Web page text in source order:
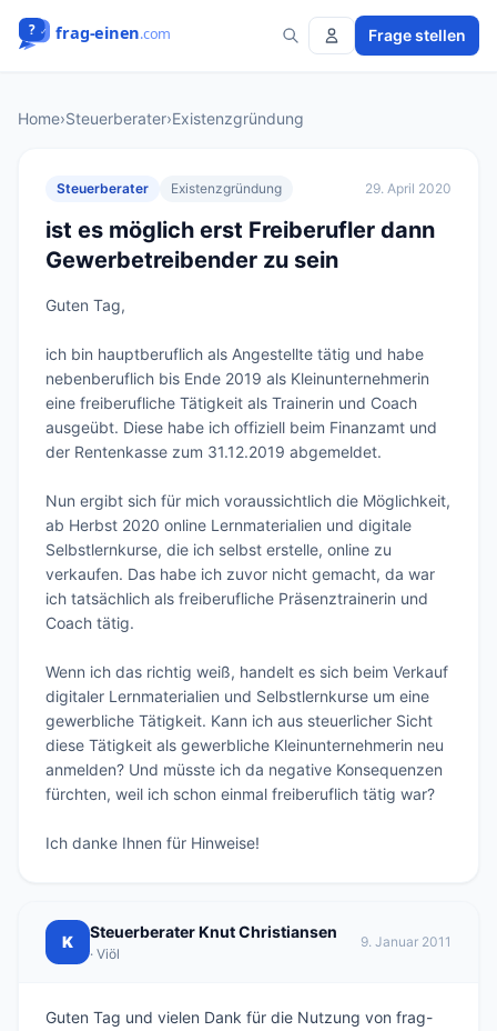
Frage stellen
Home›Steuerberater›Existenzgründung
Steuerberater Existenzgründung 29. April 2020
ist es möglich erst Freiberufler dann
Gewerbetreibender zu sein
Guten Tag,
ich bin hauptberuflich als Angestellte tätig und habe
nebenberuflich bis Ende 2019 als Kleinunternehmerin
eine freiberufliche Tätigkeit als Trainerin und Coach
ausgeübt. Diese habe ich offiziell beim Finanzamt und
der Rentenkasse zum 31.12.2019 abgemeldet.
Nun ergibt sich für mich voraussichtlich die Möglichkeit,
ab Herbst 2020 online Lernmaterialien und digitale
Selbstlernkurse, die ich selbst erstelle, online zu
verkaufen. Das habe ich zuvor nicht gemacht, da war
ich tatsächlich als freiberufliche Präsenztrainerin und
Coach tätig.
Wenn ich das richtig weiß, handelt es sich beim Verkauf
digitaler Lernmaterialien und Selbstlernkurse um eine
gewerbliche Tätigkeit. Kann ich aus steuerlicher Sicht
diese Tätigkeit als gewerbliche Kleinunternehmerin neu
anmelden? Und müsste ich da negative Konsequenzen
fürchten, weil ich schon einmal freiberuflich tätig war?
Ich danke Ihnen für Hinweise!
K
Steuerberater Knut Christiansen
· Viöl
9. Januar 2011
Guten Tag und vielen Dank für die Nutzung von frag-